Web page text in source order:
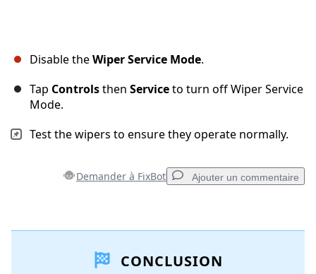
Disable theWiper Service Mode.
Tap Controlsthen Serviceto turn off Wiper Service
Mode.
Test the wipers to ensure they operate normally.
Demander à FixBot Ajouter un commentaire
Ajouter un commentaireCONCLUSION